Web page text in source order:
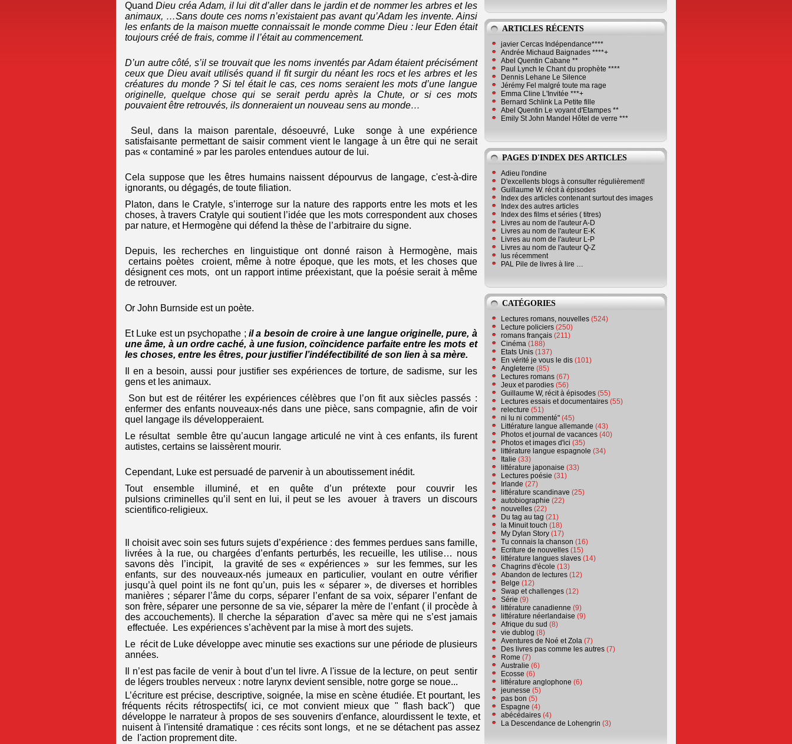
Quand Dieu créa Adam, il lui dit d’aller dans le jardin et de nommer les arbres et les
animaux, …Sans doute ces noms n’existaient pas avant qu’Adam les invente. Ainsi
les enfants de la maison muette connaissait le monde comme Dieu : leur Eden était
toujours créé de frais, comme il l’était au commencement.
D’un autre côté, s’il se trouvait que les noms inventés par Adam étaient précisément
ceux que Dieu avait utilisés quand il fit surgir du néant les rocs et les arbres et les
créatures du monde ? Si tel était le cas, ces noms seraient les mots d’une langue
originelle, quelque chose qui se serait perdu après la Chute, or si ces mots
pouvaient être retrouvés, ils donneraient un nouveau sens au monde…
Seul, dans la maison parentale, désoeuvré, Luke songe à une expérience
satisfaisante permettant de saisir comment vient le langage à un être qui ne serait
pas « contaminé » par les paroles entendues autour de lui.
Cela suppose que les êtres humains naissent dépourvus de langage, c'est-à-dire
ignorants, ou dégagés, de toute filiation.
Platon, dans le Cratyle, s’interroge sur la nature des rapports entre les mots et les
choses, à travers Cratyle qui soutient l’idée que les mots correspondent aux choses
par nature, et Hermogène qui défend la thèse de l’arbitraire du signe.
Depuis, les recherches en linguistique ont donné raison à Hermogène, mais
certains poètes croient, même à notre époque, que les mots, et les choses que
désignent ces mots, ont un rapport intime préexistant, que la poésie serait à même
de retrouver.
Or John Burnside est un poète.
Et Luke est un psychopathe ;il a besoin de croire à une langue originelle, pure, à
une âme, à un ordre caché, à une fusion, coïncidence parfaite entre les mots et
les choses, entre les êtres, pour justifier l’indéfectibilité de son lien à sa mère.
Il en a besoin, aussi pour justifier ses expériences de torture, de sadisme, sur les
gens et les animaux.
Son but est de réitérer les expériences célèbres que l’on fit aux siècles passés :
enfermer des enfants nouveaux-nés dans une pièce, sans compagnie, afin de voir
quel langage ils développeraient.
Le résultat semble être qu’aucun langage articulé ne vint à ces enfants, ils furent
autistes, certains se laissèrent mourir.
Cependant, Luke est persuadé de parvenir à un aboutissement inédit.
Tout ensemble illuminé, et en quête d’un prétexte pour couvrir les
pulsions criminelles qu’il sent en lui, il peut se les avouer à travers un discours
scientifico-religieux.
Il choisit avec soin ses futurs sujets d’expérience : des femmes perdues sans famille,
livrées à la rue, ou chargées d’enfants perturbés, les recueille, les utilise… nous
savons dès l’incipit, la gravité de ses « expériences » sur les femmes, sur les
enfants, sur des nouveaux-nés jumeaux en particulier, voulant en outre vérifier
jusqu’à quel point ils ne font qu’un, puis les « séparer », de diverses et horribles
manières ; séparer l’âme du corps, séparer l’enfant de sa voix, séparer l’enfant de
son frère, séparer une personne de sa vie, séparer la mère de l’enfant ( il procède à
des accouchements). Il cherche la séparation d’avec sa mère qui ne s’est jamais
effectuée. Les expériences s’achèvent par la mise à mort des sujets.
Le récit de Luke développe avec minutie ses exactions sur une période de plusieurs
années.
Il n’est pas facile de venir à bout d’un tel livre. A l'issue de la lecture, on peut sentir
de légers troubles nerveux : notre larynx devient sensible, notre gorge se noue...
L’écriture est précise, descriptive, soignée, la mise en scène étudiée. Et pourtant, les
fréquents récits rétrospectifs( ici, ce mot convient mieux que " flash back") que
développe le narrateur à propos de ses souvenirs d'enfance, alourdissent le texte, et
nuisent à l'intensité dramatique : ces récits sont longs, et ne se détachent pas assez
de l'action proprement dite.
ARTICLES RÉCENTS
javier Cercas Indépendance****
Andrée Michaud Baignades ****+
Abel Quentin Cabane **
Paul Lynch le Chant du prophète ****
Dennis Lehane Le Silence
Jérémy Fel malgré toute ma rage
Emma Cline L'Invitée ***+
Bernard Schlink La Petite fille
Abel Quentin Le voyant d'Etampes **
Emily St John Mandel Hôtel de verre ***
PAGES D'INDEX DES ARTICLES
Adieu l'ondine
D'excellents blogs à consulter régulièrement!
Guillaume W. récit à épisodes
Index des articles contenant surtout des images
Index des autres articles
Index des films et séries ( titres)
Livres au nom de l'auteur A-D
Livres au nom de l'auteur E-K
Livres au nom de l'auteur L-P
Livres au nom de l'auteur Q-Z
lus récemment
PAL Pile de livres à lire …
CATÉGORIES
Lectures romans, nouvelles (524)
Lecture policiers (250)
romans français (211)
Cinéma (188)
Etats Unis (137)
En vérité je vous le dis (101)
Angleterre (85)
Lectures romans (67)
Jeux et parodies (56)
Guillaume W, récit à épisodes (55)
Lectures essais et documentaires (55)
relecture (51)
ni lu ni commenté" (45)
Littérature langue allemande (43)
Photos et journal de vacances (40)
Photos et images d'ici (35)
littérature langue espagnole (34)
Italie (33)
littérature japonaise (33)
Lectures poésie (31)
Irlande (27)
littérature scandinave (25)
autobiographie (22)
nouvelles (22)
Du tag au tag (21)
la Minuit touch (18)
My Dylan Story (17)
Tu connais la chanson (16)
Ecriture de nouvelles (15)
littérature langues slaves (14)
Chagrins d'école (13)
Abandon de lectures (12)
Belge (12)
Swap et challenges (12)
Série (9)
littérature canadienne (9)
littérature néerlandaise (9)
Afrique du sud (8)
vie dublog (8)
Aventures de Noé et Zola (7)
Des livres pas comme les autres (7)
Rome (7)
Australie (6)
Ecosse (6)
littérature anglophone (6)
jeunesse (5)
pas bon (5)
Espagne (4)
abécédaires (4)
La Descendance de Lohengrin (3)